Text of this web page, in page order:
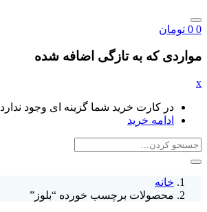
0
0 تومان
مواردی که به تازگی اضافه شده
x
در کارت خرید شما گزینه ای وجود ندارد
ادامه خرید
خانه
محصولات برچسب خورده “بلوز”